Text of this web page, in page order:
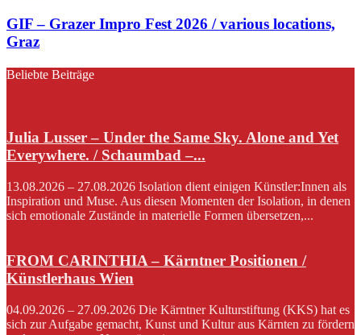
GIF – Grazer Impro Fest 2026 / various locations,
Graz
Beliebte Beiträge
Julia Lusser – Under the Same Sky. Alone and Yet
Everywhere. / Schaumbad –...
13.08.2026 – 27.08.2026 Isolation dient einigen Künstler:Innen als
Inspiration und Muse. Aus diesen Momenten der Isolation, in denen
sich emotionale Zustände in materielle Formen übersetzen,...
FROM CARINTHIA – Kärntner Positionen /
Künstlerhaus Wien
04.09.2026 – 27.09.2026 Die Kärntner Kulturstiftung (KKS) hat es
sich zur Aufgabe gemacht, Kunst und Kultur aus Kärnten zu fördern